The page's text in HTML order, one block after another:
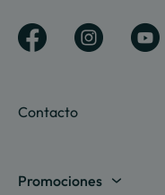
Contacto
Promociones